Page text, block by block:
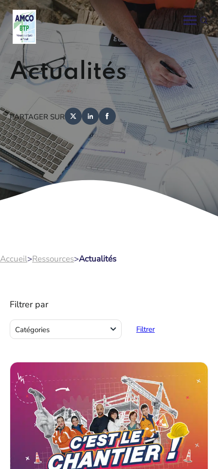
Actualités
PARTAGER SUR
Accueil>Ressources>Actualités
Filtrer par
Actions
Catégories Filtrer